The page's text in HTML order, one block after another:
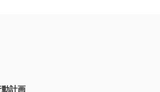
計画